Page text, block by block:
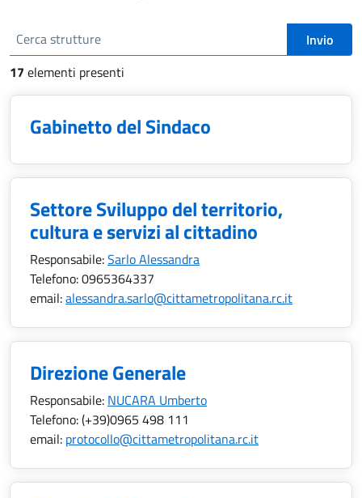
Cerca strutture
Invio
17 elementi presenti
Gabinetto del Sindaco
Settore Sviluppo del territorio,
cultura e servizi al cittadino
Responsabile:Sarlo Alessandra
Telefono:0965364337
email:alessandra.sarlo@cittametropolitana.rc.it
Direzione Generale
Responsabile: NUCARA Umberto
Telefono:(+39)0965 498 111
email: protocollo@cittametropolitana.rc.it